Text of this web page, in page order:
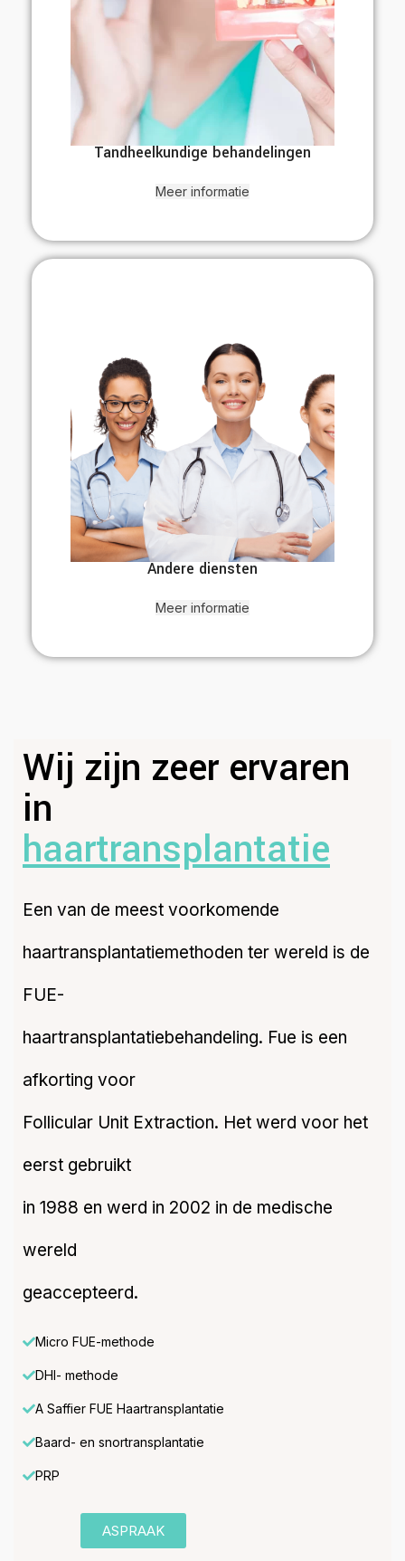
Tandheelkundige behandelingen
Meer informatie
Andere diensten
Meer informatie
Wij zijn zeer ervaren
in
haartransplantatie
Een van de meest voorkomende
haartransplantatiemethoden ter wereld is de
FUE-
haartransplantatiebehandeling. Fue is een
afkorting voor
Follicular Unit Extraction. Het werd voor het
eerst gebruikt
in 1988 en werd in 2002 in de medische
wereld
geaccepteerd.
Micro FUE-methode
DHI- methode
A Saffier FUE Haartransplantatie
Baard- en snortransplantatie
PRP
ASPRAAK